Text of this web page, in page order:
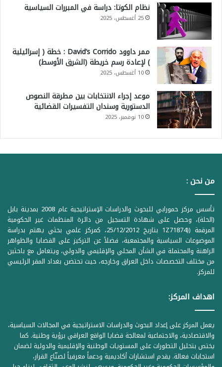
نظام الكوتا: دراسة في المبررات السياسية
25 أغسطس، 2025
ممر داوود David’s Corrido : خطة ( إسرائيلية
) لإعادة رسم خريطة (الشرق الأوسط)
10 أغسطس، 2025
موعد إجراء الانتخابات بين مطرقة النصوص
الدستورية وسندان التفسيرات القضائية
10 نوفمبر، 2025
من نحن :
تأسس مركز حمورابي للبحوث والدراسات الإستراتيجية عام 2008 بمدينة بابل
(الحلة)، وحصل على شهادة التسجيل من دائرة المنظمات غير الحكومية
المرقمة ((1Z71874 بتاريخ 25/12/2012، كمركز علمي بحثي يهتم بدراسة
الموضوعات السياسية والمجتمعية، فضلاً عن التركيز على القضايا والظواهر
الراهنة والمحتملة في الشأن المحلي والإقليمي والدولي، ويتعامل مع باحثين
من مختلف التخصصات داخل العراق وخارجه، حيث تحتضن بغداد المقر الرئيسي
للمركز.
اهداف المركز:
يعمل المركز على إعداد البحوث والدراسات الاستراتيجية في المجالات السياسية،
والاقتصادية، والاجتماعية لمعالجة قضايا الواقع العراقي برؤية وطنية. كما
يختص بتحليل التطورات على المستويات الوطنية والإقليمية والدولية لضمان
استجابات فعالة. يقدم استشارات أكاديمية ودعماً معرفياً لصنّاع القرار،